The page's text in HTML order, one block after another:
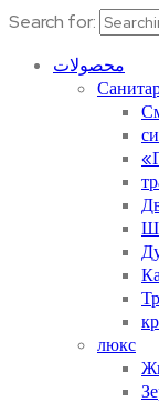
Search for:
محصولات
люкс